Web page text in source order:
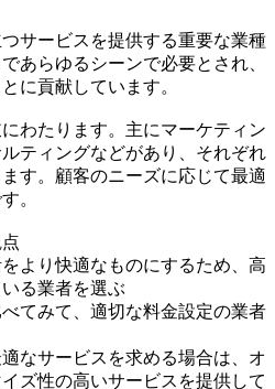
サービスを提供する重要な業種
あらゆるシーンで必要とされ、
に貢献しています。
わたります。主にマーケティン
ティングなどがあり、それぞれ
す。顧客のニーズに応じて最適
。
より快適なものにするため、高
る業者を選ぶ
てみて、適切な料金設定の業者
なサービスを求める場合は、オ
ズ性の高いサービスを提供して